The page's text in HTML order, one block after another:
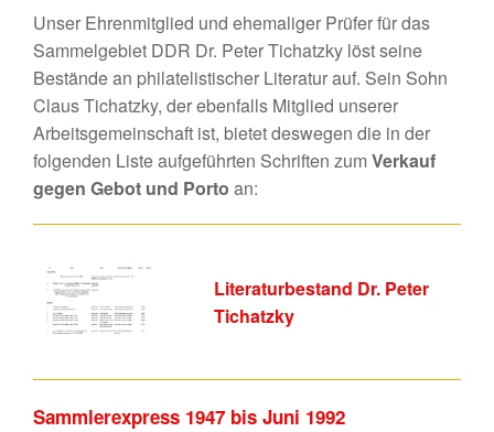
Unser Ehrenmitglied und ehemaliger Prüfer für das
Sammelgebiet DDR Dr. Peter Tichatzky löst seine
Bestände an philatelistischer Literatur auf. Sein Sohn
Claus Tichatzky, der ebenfalls Mitglied unserer
Arbeitsgemeinschaft ist, bietet deswegen die in der
folgenden Liste aufgeführten Schriften zumVerkauf
gegen Gebot und Porto an:
Literaturbestand Dr. Peter
Tichatzky
Sammlerexpress 1947 bis Juni 1992